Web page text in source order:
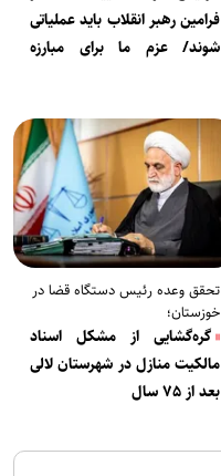
فرامین رهبر انقلاب باید عملیاتی
شوند/ عزم ما برای مبارزه‌
تحقق وعده رئیس دستگاه قضا در
خوزستان؛
گره‌گشایی از مشکل اسناد
مالکیت منازل در شهرستان لالی
بعد از ۷۵ سال